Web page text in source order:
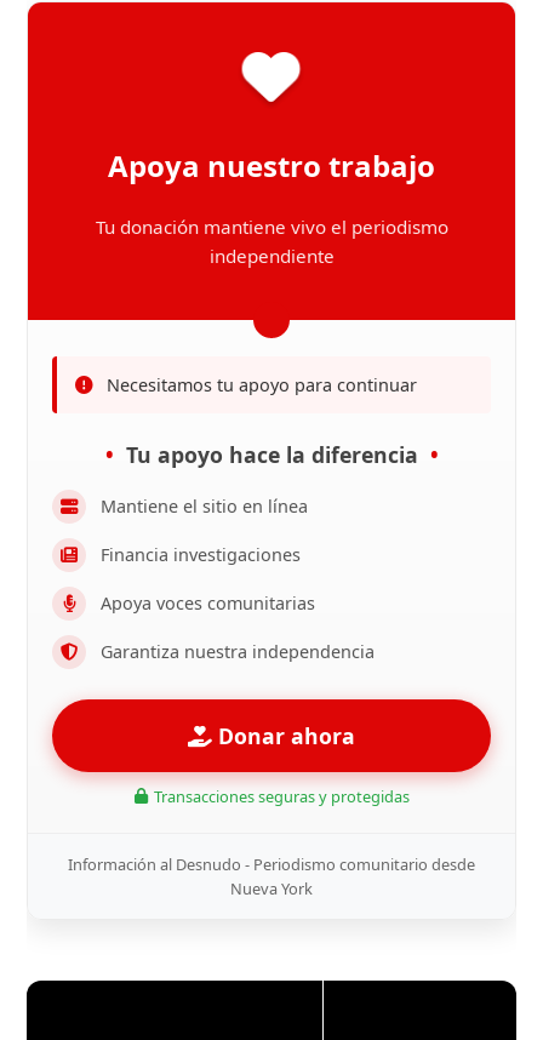
Apoya nuestro trabajo
Tu donación mantiene vivo el periodismo
independiente
Necesitamos tu apoyo para continuar
Tu apoyo hace la diferencia
Mantiene el sitio en línea
Financia investigaciones
Apoya voces comunitarias
Garantiza nuestra independencia
Donar ahora
Transacciones seguras y protegidas
Información al Desnudo - Periodismo comunitario desde
Nueva York